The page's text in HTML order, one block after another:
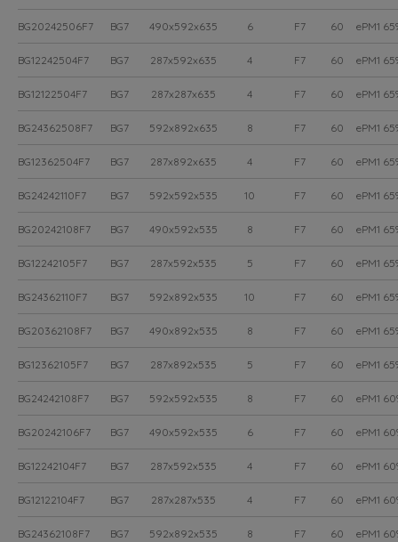
BG20242506F7 BG7 490x592x635 6 F7 60 ePM1
BG12242504F7 BG7 287x592x635 4 F7 60 ePM1
BG12122504F7 BG7 287x287x635 4 F7 60 ePM1
BG24362508F7 BG7 592x892x635 8 F7 60 ePM1
BG12362504F7 BG7 287x892x635 4 F7 60 ePM1
BG24242110F7 BG7 592x592x535 10 F7 60 ePM1
BG20242108F7 BG7 490x592x535 8 F7 60 ePM1
BG12242105F7 BG7 287x592x535 5 F7 60 ePM1
BG24362110F7 BG7 592x892x535 10 F7 60 ePM1
BG20362108F7 BG7 490x892x535 8 F7 60 ePM1
BG12362105F7 BG7 287x892x535 5 F7 60 ePM1
BG24242108F7 BG7 592x592x535 8 F7 60 ePM1
BG20242106F7 BG7 490x592x535 6 F7 60 ePM1
BG12242104F7 BG7 287x592x535 4 F7 60 ePM1
BG12122104F7 BG7 287x287x535 4 F7 60 ePM1
BG24362108F7 BG7 592x892x535 8 F7 60 ePM1